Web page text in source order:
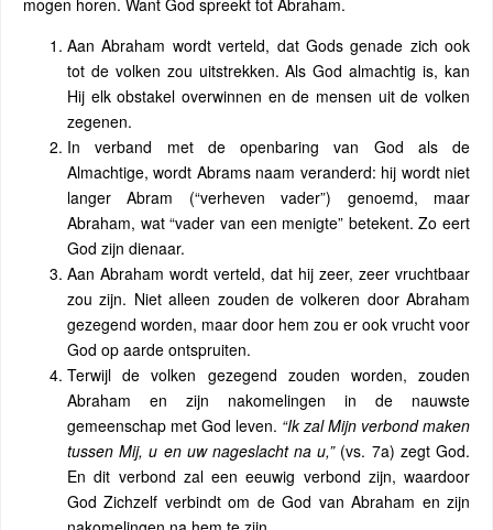
mogen horen. Want God spreekt tot Abraham.
Aan Abraham wordt verteld, dat Gods genade zich ook
tot de volken zou uitstrekken. Als God almachtig is, kan
Hij elk obstakel overwinnen en de mensen uit de volken
zegenen.
In verband met de openbaring van God als de
Almachtige, wordt Abrams naam veranderd: hij wordt niet
langer Abram (“verheven vader”) genoemd, maar
Abraham, wat “vader van een menigte” betekent. Zo eert
God zijn dienaar.
Aan Abraham wordt verteld, dat hij zeer, zeer vruchtbaar
zou zijn. Niet alleen zouden de volkeren door Abraham
gezegend worden, maar door hem zou er ook vrucht voor
God op aarde ontspruiten.
Terwijl de volken gezegend zouden worden, zouden
Abraham en zijn nakomelingen in de nauwste
gemeenschap met God leven. “Ik zal Mijn verbond maken
tussen Mij, u en uw nageslacht na u,”(vs. 7a) zegt God.
En dit verbond zal een eeuwig verbond zijn, waardoor
God Zichzelf verbindt om de God van Abraham en zijn